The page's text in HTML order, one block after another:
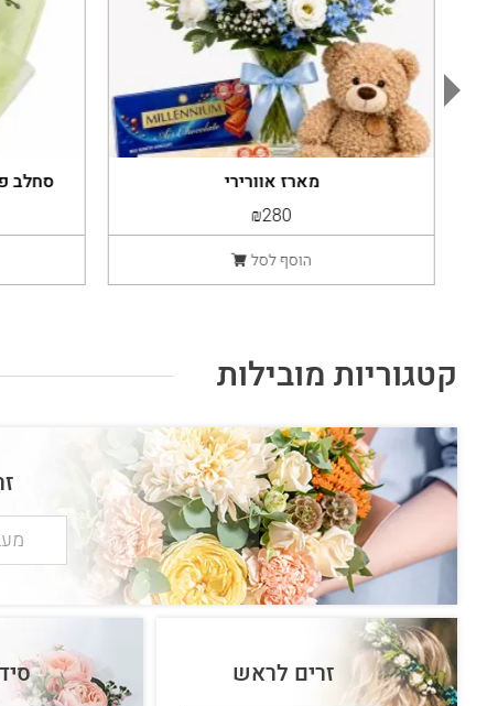
סחלב
מארז אוורירי
₪280
הוסף לסל
קטגוריות מובילות
זרים לראש